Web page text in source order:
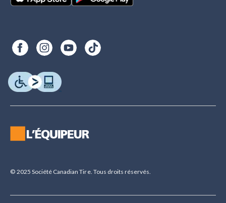
© 2025 Société Canadian Tire. Tous droits réservés.